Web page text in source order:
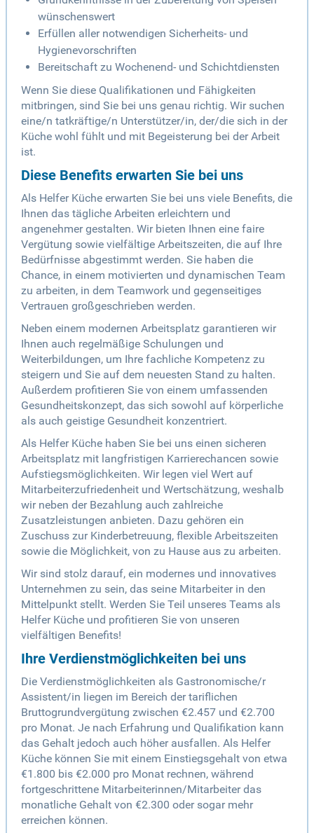
wünschenswert
Erfüllen aller notwendigen Sicherheits- und
Hygienevorschriften
Bereitschaft zu Wochenend- und Schichtdiensten
Wenn Sie diese Qualifikationen und Fähigkeiten
mitbringen, sind Sie bei uns genau richtig. Wir suchen
eine/n tatkräftige/n Unterstützer/in, der/die sich in der
Küche wohl fühlt und mit Begeisterung bei der Arbeit
ist.
Diese Benefits erwarten Sie bei uns
Als Helfer Küche erwarten Sie bei uns viele Benefits, die
Ihnen das tägliche Arbeiten erleichtern und
angenehmer gestalten. Wir bieten Ihnen eine faire
Vergütung sowie vielfältige Arbeitszeiten, die auf Ihre
Bedürfnisse abgestimmt werden. Sie haben die
Chance, in einem motivierten und dynamischen Team
zu arbeiten, in dem Teamwork und gegenseitiges
Vertrauen großgeschrieben werden.
Neben einem modernen Arbeitsplatz garantieren wir
Ihnen auch regelmäßige Schulungen und
Weiterbildungen, um Ihre fachliche Kompetenz zu
steigern und Sie auf dem neuesten Stand zu halten.
Außerdem profitieren Sie von einem umfassenden
Gesundheitskonzept, das sich sowohl auf körperliche
als auch geistige Gesundheit konzentriert.
Als Helfer Küche haben Sie bei uns einen sicheren
Arbeitsplatz mit langfristigen Karrierechancen sowie
Aufstiegsmöglichkeiten. Wir legen viel Wert auf
Mitarbeiterzufriedenheit und Wertschätzung, weshalb
wir neben der Bezahlung auch zahlreiche
Zusatzleistungen anbieten. Dazu gehören ein
Zuschuss zur Kinderbetreuung, flexible Arbeitszeiten
sowie die Möglichkeit, von zu Hause aus zu arbeiten.
Wir sind stolz darauf, ein modernes und innovatives
Unternehmen zu sein, das seine Mitarbeiter in den
Mittelpunkt stellt. Werden Sie Teil unseres Teams als
Helfer Küche und profitieren Sie von unseren
vielfältigen Benefits!
Ihre Verdienstmöglichkeiten bei uns
Die Verdienstmöglichkeiten als Gastronomische/r
Assistent/in liegen im Bereich der tariflichen
Bruttogrundvergütung zwischen €2.457 und €2.700
pro Monat. Je nach Erfahrung und Qualifikation kann
das Gehalt jedoch auch höher ausfallen. Als Helfer
Küche können Sie mit einem Einstiegsgehalt von etwa
€1.800 bis €2.000 pro Monat rechnen, während
fortgeschrittene Mitarbeiterinnen/Mitarbeiter das
monatliche Gehalt von €2.300 oder sogar mehr
erreichen können.